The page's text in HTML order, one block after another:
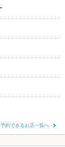
約できるお店一覧へ